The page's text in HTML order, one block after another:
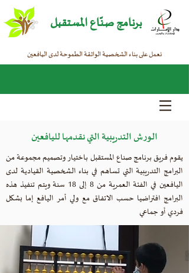
برنامج صنّاع المستقبل
نعمل على بناء الشخصية الواثقة الطموحة لدى اليافعين
الورش التدريبية التي نقدمها لليافعين
يقوم فريق برنامج صناع المستقبل باختيار وتصميم مجموعة من
البرامج التدريبية التي تساهم في بناء الشخصية القيادية لدى
اليافعين في الفئة العمرية من 8 إلى 18 سنة ويتم تنفيذ هذه
البرامج افتراضيا حسب الاتفاق مع ولي أمر اليافع إما بشكل
فردي أو جماعي